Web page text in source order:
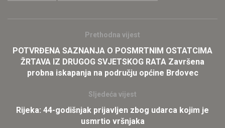
Prethodna vijest
POTVRĐENA SAZNANJA O POSMRTNIM OSTATCIMA
ŽRTAVA IZ DRUGOG SVJETSKOG RATA Završena
probna iskapanja na području općine Brdovec
Sljedeća vijest
Rijeka: 44-godišnjak prijavljen zbog udarca kojim je
usmrtio vršnjaka